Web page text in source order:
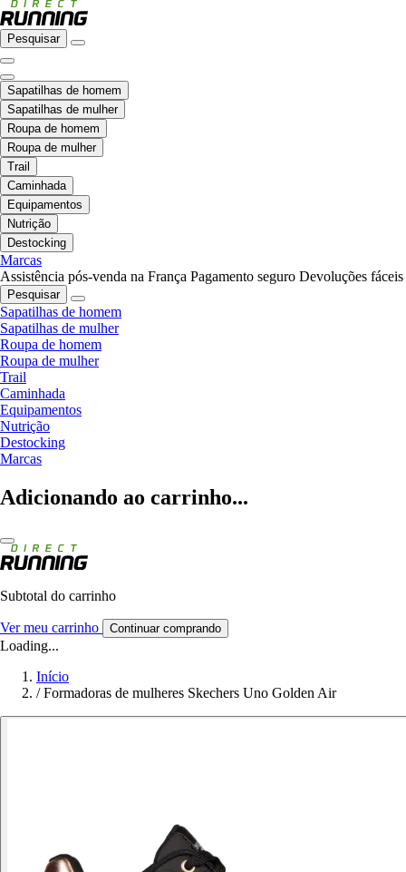
Pesquisar
Sapatilhas de homem
Sapatilhas de mulher
Roupa de homem
Roupa de mulher
Trail
Caminhada
Equipamentos
Nutrição
Destocking
Marcas
Assistência pós-venda na França Pagamento seguro Devoluções fáceis
Pesquisar
Sapatilhas de homem
Sapatilhas de mulher
Roupa de homem
Roupa de mulher
Trail
Caminhada
Equipamentos
Nutrição
Destocking
Marcas
Adicionando ao carrinho...
Subtotal do carrinho
Ver meu carrinho Continuar comprando
Loading...
Início
/ Formadoras de mulheres Skechers Uno Golden Air